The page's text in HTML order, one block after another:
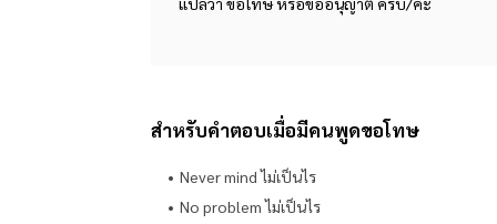
สำหรับคำตอบเมื่อมีคนพูดขอโทษ
Never mind ไม่เป็นไร
No problem ไม่เป็นไร